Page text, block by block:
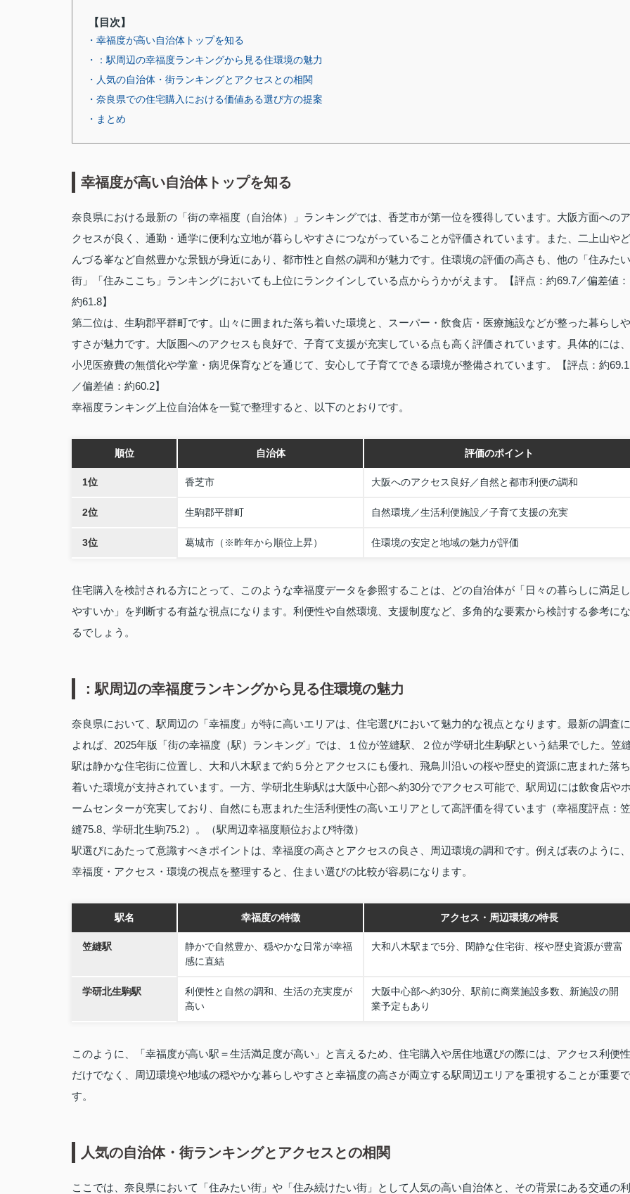
【目次】
・幸福度が高い自治体トップを知る
・：駅周辺の幸福度ランキングから見る住環境の魅力
・人気の自治体・街ランキングとアクセスとの相関
・奈良県での住宅購入における価値ある選び方の提案
・まとめ
幸福度が高い自治体トップを知る
奈良県における最新の「街の幸福度（自治体）」ランキングでは、香芝市が第一位を獲得しています。大阪方面へのア
クセスが良く、通勤・通学に便利な立地が暮らしやすさにつながっていることが評価されています。また、二上山やど
んづる峯など自然豊かな景観が身近にあり、都市性と自然の調和が魅力です。住環境の評価の高さも、他の「住みたい
街」「住みここち」ランキングにおいても上位にランクインしている点からうかがえます。【評点：約69.7／偏差値：
約61.8】
第二位は、生駒郡平群町です。山々に囲まれた落ち着いた環境と、スーパー・飲食店・医療施設などが整った暮らしや
すさが魅力です。大阪圏へのアクセスも良好で、子育て支援が充実している点も高く評価されています。具体的には、
小児医療費の無償化や学童・病児保育などを通じて、安心して子育てできる環境が整備されています。【評点：約69.1
／偏差値：約60.2】
幸福度ランキング上位自治体を一覧で整理すると、以下のとおりです。
順位 自治体 評価のポイント
1位 香芝市 大阪へのアクセス良好／自然と都市利便の調和
2位 生駒郡平群町 自然環境／生活利便施設／子育て支援の充実
3位 葛城市（※昨年から順位上昇） 住環境の安定と地域の魅力が評価
住宅購入を検討される方にとって、このような幸福度データを参照することは、どの自治体が「日々の暮らしに満足し
やすいか」を判断する有益な視点になります。利便性や自然環境、支援制度など、多角的な要素から検討する参考にな
るでしょう。
：駅周辺の幸福度ランキングから見る住環境の魅力
奈良県において、駅周辺の「幸福度」が特に高いエリアは、住宅選びにおいて魅力的な視点となります。最新の調査に
よれば、2025年版「街の幸福度（駅）ランキング」では、１位が笠縫駅、２位が学研北生駒駅という結果でした。笠
駅は静かな住宅街に位置し、大和八木駅まで約５分とアクセスにも優れ、飛鳥川沿いの桜や歴史的資源に恵まれた落ち
着いた環境が支持されています。一方、学研北生駒駅は大阪中心部へ約30分でアクセス可能で、駅周辺には飲食店や
ームセンターが充実しており、自然にも恵まれた生活利便性の高いエリアとして高評価を得ています（幸福度評点：笠
縫75.8、学研北生駒75.2）。（駅周辺幸福度順位および特徴）
駅選びにあたって意識すべきポイントは、幸福度の高さとアクセスの良さ、周辺環境の調和です。例えば表のように、
幸福度・アクセス・環境の視点を整理すると、住まい選びの比較が容易になります。
駅名 幸福度の特徴 アクセス・周辺環境の特長
笠縫駅
静かで自然豊か、穏やかな日常が幸福
感に直結
大和八木駅まで5分、閑静な住宅街、桜や歴史資源が豊富
学研北生駒駅
利便性と自然の調和、生活の充実度が
高い
大阪中心部へ約30分、駅前に商業施設多数、新施設の開
業予定もあり
このように、「幸福度が高い駅＝生活満足度が高い」と言えるため、住宅購入や居住地選びの際には、アクセス利便性
だけでなく、周辺環境や地域の穏やかな暮らしやすさと幸福度の高さが両立する駅周辺エリアを重視することが重要で
す。
人気の自治体・街ランキングとアクセスとの相関
ここでは、奈良県において「住みたい街」や「住み続けたい街」として人気の高い自治体と、その背景にある交通の利